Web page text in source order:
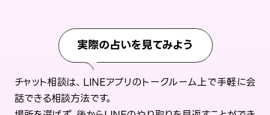
実際の占いを見てみよう
チャット相談は、LINEアプリのトークルーム上で手軽に会
話できる相談方法です。